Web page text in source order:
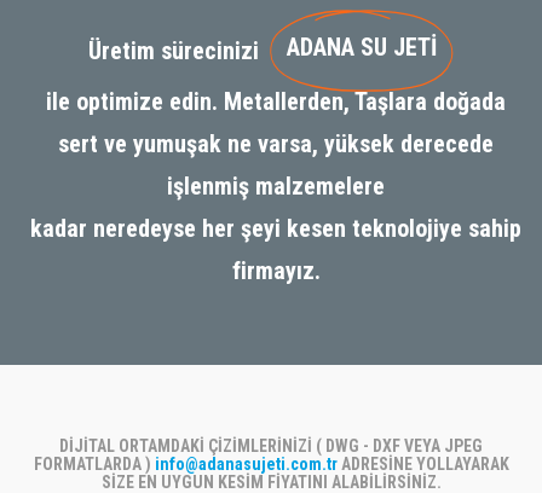
Üretim sürecinizi
ADANA SU JETİ
ile optimize edin. Metallerden, Taşlara doğada
sert ve yumuşak ne varsa, yüksek derecede
işlenmiş malzemelere
kadar neredeyse her şeyi kesen teknolojiye sahip
firmayız.
DİJİTAL ORTAMDAKİ ÇİZİMLERİNİZİ ( DWG - DXF VEYA JPEG
FORMATLARDA ) info@adanasujeti.com.trADRESİNE YOLLAYARAK
SİZE EN UYGUN KESİM FİYATINI ALABİLİRSİNİZ.